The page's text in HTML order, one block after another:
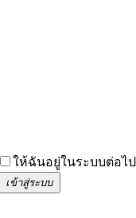
ให้ฉันอยู่ในระบบต่อไป
เข้าสู่ระบบ